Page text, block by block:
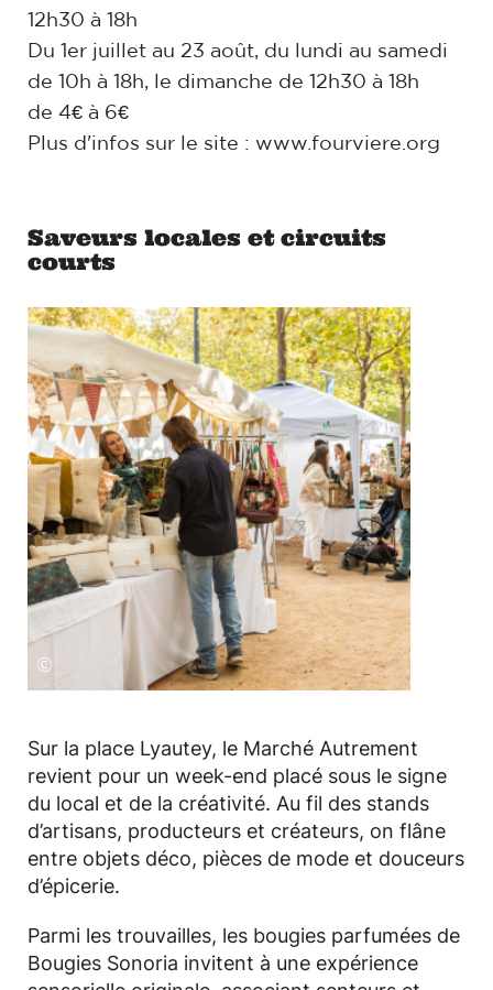
12h30 à 18h
Du 1er juillet au 23 août, du lundi au samedi
de 10h à 18h, le dimanche de 12h30 à 18h
de 4€ à 6€
Plus d'infos sur le site : www.fourviere.org
Saveurs locales et circuits
courts
©
Sur la place Lyautey, le Marché Autrement
revient pour un week-end placé sous le signe
du local et de la créativité. Au fil des stands
d’artisans, producteurs et créateurs, on flâne
entre objets déco, pièces de mode et douceurs
d’épicerie.
Parmi les trouvailles, les bougies parfumées de
Bougies Sonoria invitent à une expérience